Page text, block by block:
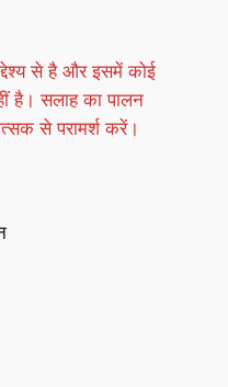
से है और इसमें कोई
है। सलाह का पालन
से परामर्श करें।